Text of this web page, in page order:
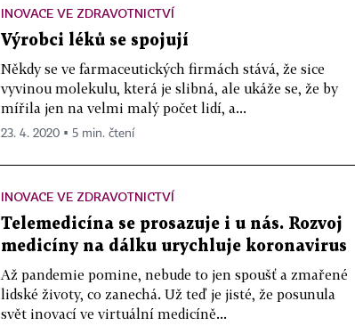
INOVACE VE ZDRAVOTNICTVÍ
Výrobci léků se spojují
Někdy se ve farmaceutických firmách stává, že sice
vyvinou molekulu, která je slibná, ale ukáže se, že by
mířila jen na velmi malý počet lidí, a...
23. 4. 2020 ▪ 5 min. čtení
INOVACE VE ZDRAVOTNICTVÍ
Telemedicína se prosazuje i u nás. Rozvoj
medicíny na dálku urychluje koronavirus
Až pandemie pomine, nebude to jen spoušť a zmařené
lidské životy, co zanechá. Už teď je jisté, že posunula
svět inovací ve virtuální medicíně...